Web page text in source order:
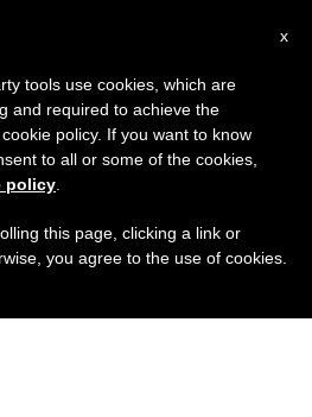
x
tools use cookies, which are
and required to achieve the
policy. If you want to know
to all or some of the cookies,
policy
this page, clicking a link or
you agree to the use of cookies.